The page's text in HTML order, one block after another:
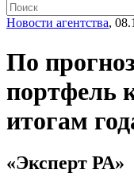
Новости агентства,
По
портфель
итогам
«Эксперт РА»